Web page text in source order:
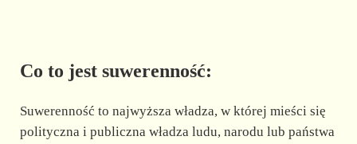
o
Co to jest suwerenność:
Suwerenność to najwyższa władza, w której mieści się
polityczna i publiczna władza ludu, narodu lub państwa